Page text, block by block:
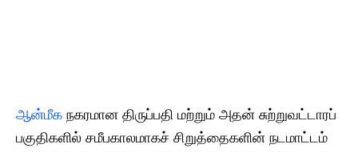
ஆன்மீக நகரமான திருப்பதி மற்றும் அதன் சுற்றுவட்டாரப்
பகுதிகளில் சமீபகாலமாகச் சிறுத்தைகளின் நடமாட்டம்